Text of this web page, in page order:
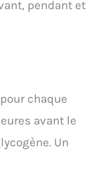
pendant et
chaque
avant le
Un